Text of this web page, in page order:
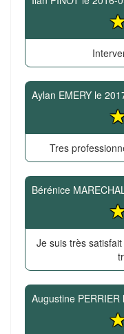
Aylan EMERY le
Tres
Bérénice
Je suis très
Augustine PERRIER